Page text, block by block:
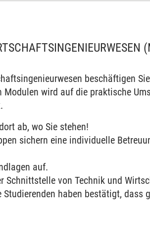
beschäftigen
wird auf die praktische
ab, wo Sie stehen!
sichern eine individuelle
auf.
Schnittstelle von Technik und
haben bestätigt, dass